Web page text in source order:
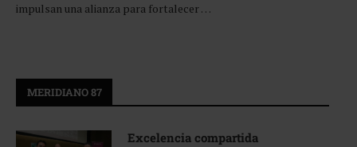
impulsan una alianza para fortalecer …
MERIDIANO 87
Excelencia compartida